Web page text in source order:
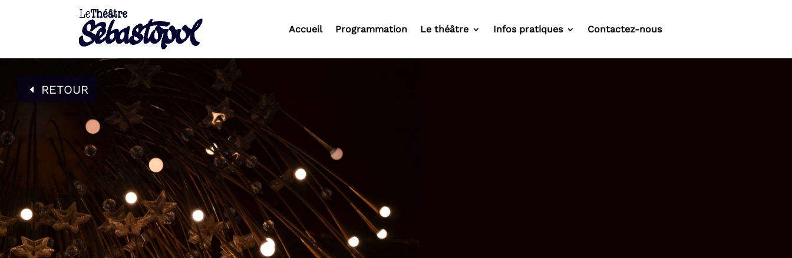
Accueil Programmation Le théâtre Infos pratiques Contactez-nous
RETOUR